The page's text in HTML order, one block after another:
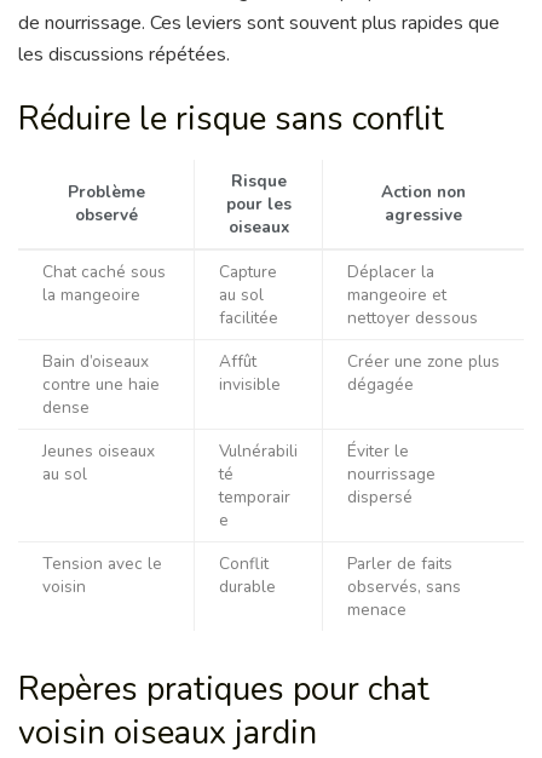
de nourrissage. Ces leviers sont souvent plus rapides que
les discussions répétées.
Réduire le risque sans conflit
Problème
observé
Risque
pour les
oiseaux
Action non
agressive
Chat caché sous
la mangeoire
Capture
au sol
facilitée
Déplacer la
mangeoire et
nettoyer dessous
Bain d’oiseaux
contre une haie
dense
Affût
invisible
Créer une zone plus
dégagée
Jeunes oiseaux
au sol
Vulnérabili
té
temporair
e
Éviter le
nourrissage
dispersé
Tension avec le
voisin
Conflit
durable
Parler de faits
observés, sans
menace
Repères pratiques pour chat
voisin oiseaux jardin